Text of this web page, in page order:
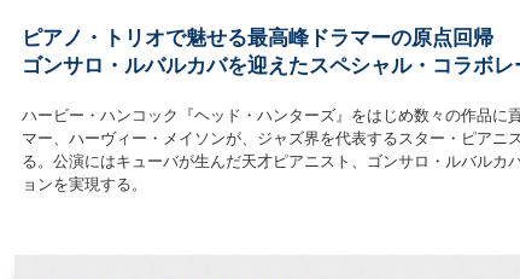
ピアノ・トリオで魅せる最高峰ドラマーの原点回帰
ゴンサロ・ルバルカバを迎えたスペシャル・コラボレ
ハービー・ハンコック『ヘッド・ハンターズ』をはじめ数々の作品に
マー、ハーヴィー・メイソンが、ジャズ界を代表するスター・ピアニ
る。公演にはキューバが生んだ天才ピアニスト、ゴンサロ・ルバル
ョンを実現する。